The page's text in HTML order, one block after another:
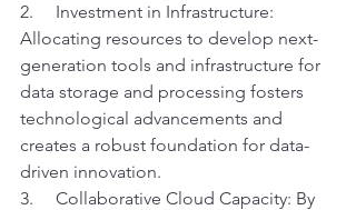
2.     Investment in Infrastructure:
Allocating resources to develop next-
generation tools and infrastructure for
data storage and processing fosters
technological advancements and
creates a robust foundation for data-
driven innovation.
3.     Collaborative Cloud Capacity: By